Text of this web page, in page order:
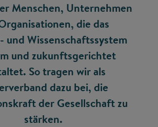
Menschen, Unternehmen
die das
und Wissenschaftssystem
und zukunftsgerichtet
So tragen wir als
dazu bei, die
der Gesellschaft zu
stärken.